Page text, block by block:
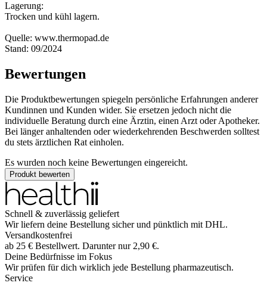
Lagerung:
Trocken und kühl lagern.
Quelle: www.thermopad.de
Stand: 09/2024
Bewertungen
Die Produktbewertungen spiegeln persönliche Erfahrungen anderer
Kundinnen und Kunden wider. Sie ersetzen jedoch nicht die
individuelle Beratung durch eine Ärztin, einen Arzt oder Apotheker.
Bei länger anhaltenden oder wiederkehrenden Beschwerden solltest
du stets ärztlichen Rat einholen.
Es wurden noch keine Bewertungen eingereicht.
Produkt bewerten
Schnell & zuverlässig geliefert
Wir liefern deine Bestellung sicher und pünktlich mit DHL.
Versandkostenfrei
ab 25 € Bestellwert. Darunter nur 2,90 €.
Deine Bedürfnisse im Fokus
Wir prüfen für dich wirklich jede Bestellung pharmazeutisch.
Service